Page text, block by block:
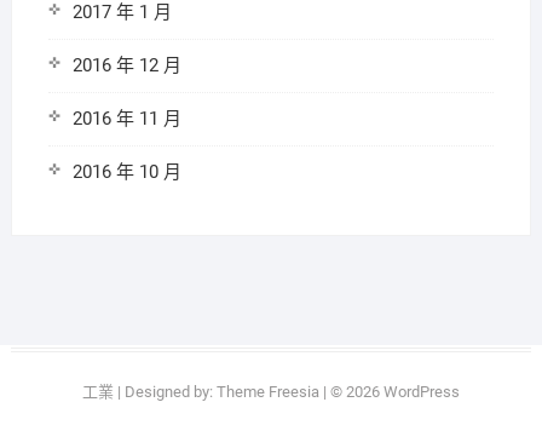
2017 年 1 月
2016 年 12 月
2016 年 11 月
2016 年 10 月
工業 | Designed by: Theme Freesia| © 2026 WordPress